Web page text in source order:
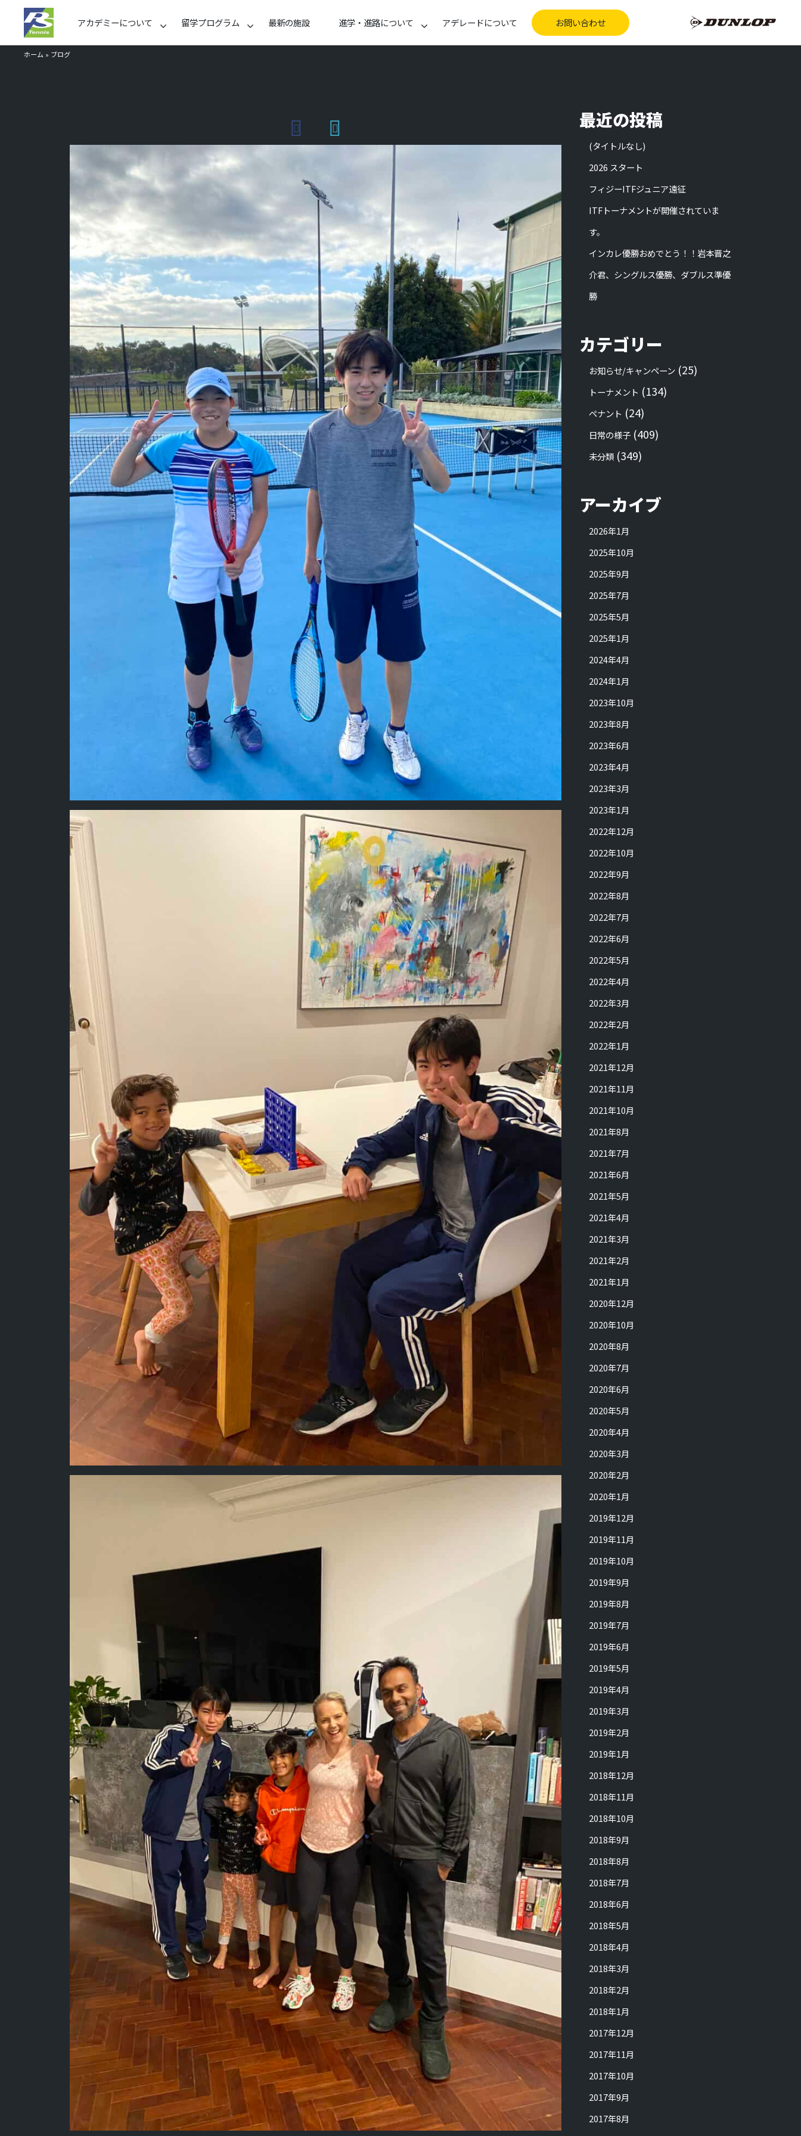
アカデミーについて 留学プログラム 最新の施設 進学・進路について アデレードについて お問い合わせ
ホーム » ブログ
最近の投稿
(タイトルなし)
2026 スタート
フィジーITFジュニア遠征
ITFトーナメントが開催されていま
す。
インカレ優勝おめでとう！！岩本晋之
介君、シングルス優勝、ダブルス準優
勝
カテゴリー
お知らせ/キャンペーン (25)
トーナメント (134)
ペナント (24)
日常の様子 (409)
未分類 (349)
アーカイブ
2026年1月
2025年10月
2025年9月
2025年7月
2025年5月
2025年1月
2024年4月
2024年1月
2023年10月
2023年8月
2023年6月
2023年4月
2023年3月
2023年1月
2022年12月
2022年10月
2022年9月
2022年8月
2022年7月
2022年6月
2022年5月
2022年4月
2022年3月
2022年2月
2022年1月
2021年12月
2021年11月
2021年10月
2021年8月
2021年7月
2021年6月
2021年5月
2021年4月
2021年3月
2021年2月
2021年1月
2020年12月
2020年10月
2020年8月
2020年7月
2020年6月
2020年5月
2020年4月
2020年3月
2020年2月
2020年1月
2019年12月
2019年11月
2019年10月
2019年9月
2019年8月
2019年7月
2019年6月
2019年5月
2019年4月
2019年3月
2019年2月
2019年1月
2018年12月
2018年11月
2018年10月
2018年9月
2018年8月
2018年7月
2018年6月
2018年5月
2018年4月
2018年3月
2018年2月
2018年1月
2017年12月
2017年11月
2017年10月
2017年9月
2017年8月